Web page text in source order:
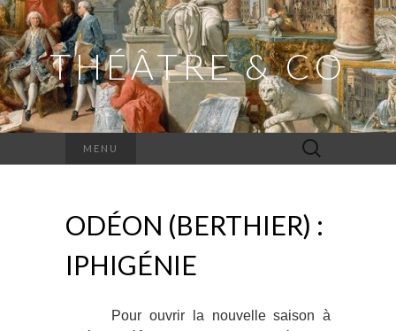
THÉÂTRE & CO
MENU Rechercher :
ODÉON (BERTHIER) :
IPHIGÉNIE
Pour ouvrir la nouvelle saison à